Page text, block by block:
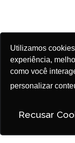
Utilizamos
experiência,
como você
personalizar
Recusar